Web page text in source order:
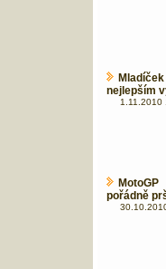
nejlepším
1.11.2010
pořádně